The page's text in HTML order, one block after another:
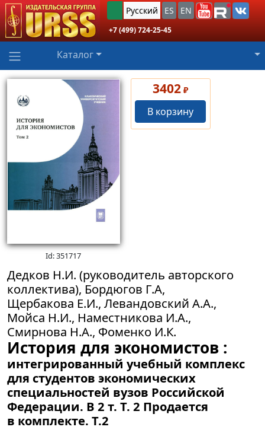
Русский ES EN
+7 (499) 724-25-45
Каталог
Id: 351717
3402 ₽
В корзину
Дедков Н.И. (руководитель авторского
коллектива), Бордюгов Г.А,
Щербакова Е.И., Левандовский А.А.,
Мойса Н.И., Наместникова И.А.,
Смирнова Н.А., Фоменко И.К.
История для экономистов :
интегрированный учебный комплекс
для студентов экономических
специальностей вузов Российской
Федерации. В 2 т. Т. 2 Продается
в комплекте. Т.2